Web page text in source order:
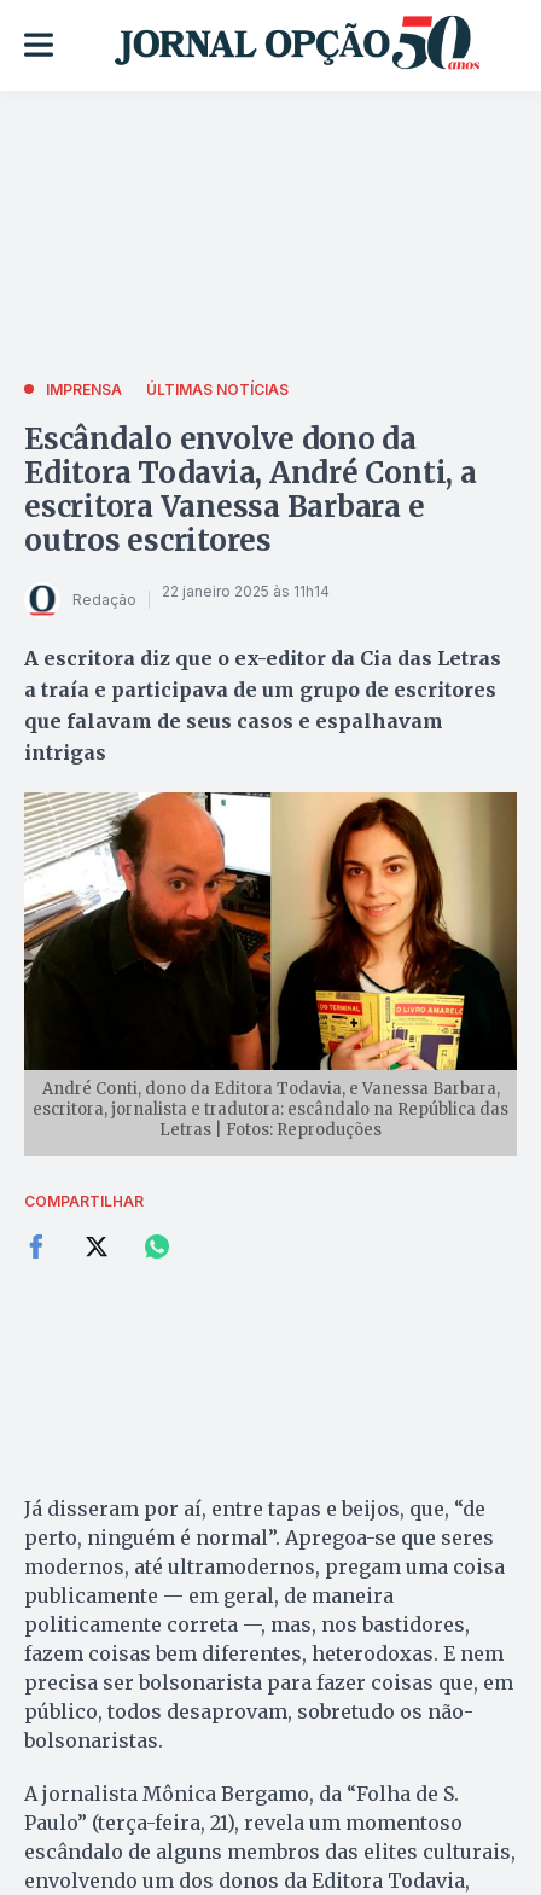
IMPRENSA ÚLTIMAS NOTÍCIAS
Escândalo envolve dono da
Editora Todavia, André Conti, a
escritora Vanessa Barbara e
outros escritores
Redação 22 janeiro 2025 às 11h14
A escritora diz que o ex-editor da Cia das Letras
a traía e participava de um grupo de escritores
que falavam de seus casos e espalhavam
intrigas
André Conti, dono da Editora Todavia, e Vanessa Barbara,
escritora, jornalista e tradutora: escândalo na República das
Letras | Fotos: Reproduções
COMPARTILHAR
Já disseram por aí, entre tapas e beijos, que, “de
perto, ninguém é normal”. Apregoa-se que seres
modernos, até ultramodernos, pregam uma coisa
publicamente — em geral, de maneira
politicamente correta —, mas, nos bastidores,
fazem coisas bem diferentes, heterodoxas. E nem
precisa ser bolsonarista para fazer coisas que, em
público, todos desaprovam, sobretudo os não-
bolsonaristas.
A jornalista Mônica Bergamo, da “Folha de S.
Paulo” (terça-feira, 21), revela um momentoso
escândalo de alguns membros das elites culturais,
envolvendo um dos donos da Editora Todavia,